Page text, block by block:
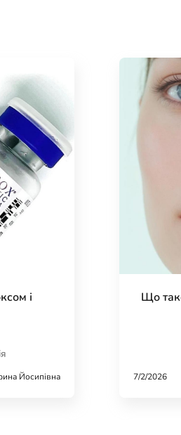
і
Йосипівна
Що
7/2/2026